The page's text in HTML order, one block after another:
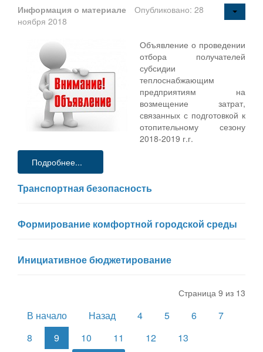
Информация о материале
Опубликовано: 28
ноября 2018
Объявление о проведении
отбора получателей
субсидии
теплоснабжающим
предприятиям на
возмещение затрат,
связанных с подготовкой к
отопительному сезону
2018-2019 г.г.
Подробнее...
Транспортная безопасность
Формирование комфортной городской среды
Инициативное бюджетирование
Страница 9 из 13
В начало Назад 4 5 6
7
8
9 10 11 12
13